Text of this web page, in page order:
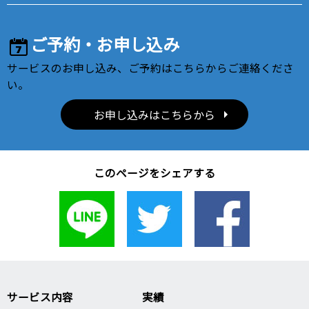
ご予約・お申し込み
サービスのお申し込み、ご予約はこちらからご連絡くださ
い。
お申し込みはこちらから
このページをシェアする
サービス内容 実績